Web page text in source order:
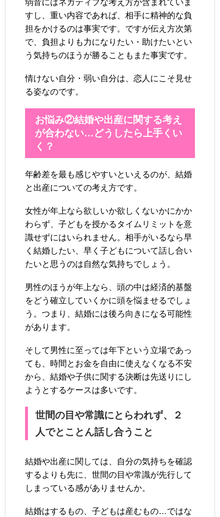
弱音にはネガティブな考え方が含まれていま
すし、重い内容であれば、相手に精神的な負
担をかけるのは事実です。ですが伝え方次第
で、負担よりも力になりたい・助けたいとい
う気持ちのほうが勝ることもまた事実です。
情けない自分・弱い自分は、恋人にこそ見せ
る姿なのです。
お悩み②結婚や出産に関する考え
が合わない…どうしたら上手くい
く？
年齢差を最も感じやすいといえるのが、結婚
と出産についての考え方です。
女性が年上なら欲しいか欲しくないかにかか
わらず、子どもを授かるタイムリミットを意
識せずにはいられません。相手がいるなら早
く結婚したい、早く子どもについて話し合い
たいと思うのは自然な気持ちでしょう。
男性のほうが年上なら、頭の中は経済的基盤
をどう確立していくかに頭を悩ませるでしょ
う。つまり、結婚には後ろ向きになる可能性
があります。
そして男性に至っては年下という立場であっ
ても、時間とお金を自由に使えなくなる不安
から、結婚や子供に関する決断は先送りにし
ようとするケースは多いです。
世間の目や常識にとらわれず、２
人でとことん話し合うこと
結婚や出産に関しては、自分の気持ちを確認
するよりも先に、世間の目や常識が先行して
しまっている感がありませんか。
結婚はするもの、子どもは産むもの…ではな